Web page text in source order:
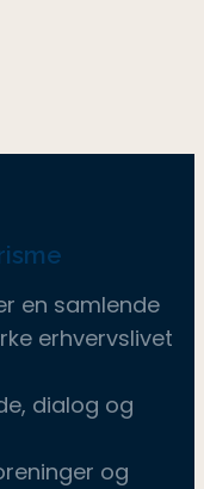
en samlende
erhvervslivet
dialog og
og